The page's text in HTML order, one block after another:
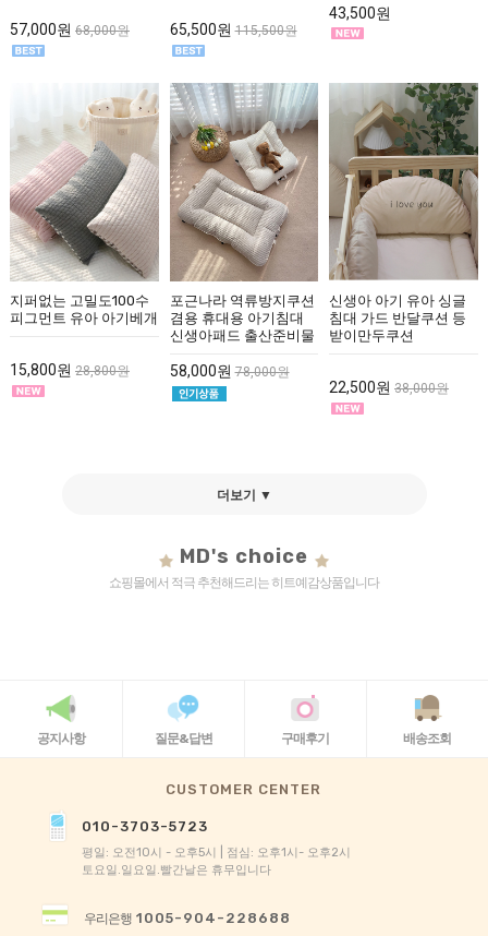
57,000원 68,000원 65,500원 115,500원
43,500원
지퍼없는 고밀도100수
피그먼트 유아 아기베개
15,800원 28,800원
포근나라 역류방지쿠션
겸용 휴대용 아기침대
신생아패드 출산준비물
58,000원 78,000원
신생아 아기 유아 싱글
침대 가드 반달쿠션 등
받이만두쿠션
22,500원 38,000원
더보기 ▼
MD's choice
쇼핑몰에서 적극 추천해드리는 히트예감상품입니다
공지사항 질문&답변 구매후기 배송조회
CUSTOMER CENTER
010-3703-5723
평일: 오전10시 - 오후5시 | 점심: 오후1시- 오후2시
토요일.일요일.빨간날은 휴무입니다
우리은행1005-904-228688